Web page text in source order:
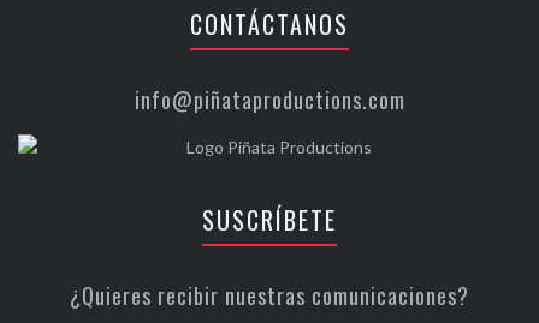
CONTÁCTANOS
info@piñataproductions.com
SUSCRÍBETE
¿Quieres recibir nuestras comunicaciones?